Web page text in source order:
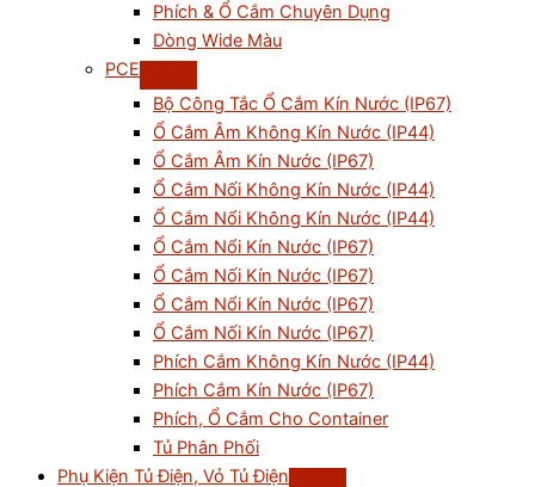
Phích & Ổ Cắm Chuyên Dụng
Dòng Wide Màu
PCE
Bộ Công Tắc Ổ Cắm Kín Nước (IP67)
Ổ Cắm Âm Không Kín Nước (IP44)
Ổ Cắm Âm Kín Nước (IP67)
Ổ Cắm Nối Không Kín Nước (IP44)
Ổ Cắm Nổi Không Kín Nước (IP44)
Ổ Cắm Nổi Kín Nước (IP67)
Ổ Cắm Nối Kín Nước (IP67)
Ổ Cắm Nổi Kín Nước (IP67)
Ổ Cắm Nối Kín Nước (IP67)
Phích Cắm Không Kín Nước (IP44)
Phích Cắm Kín Nước (IP67)
Phích, Ổ Cắm Cho Container
Tủ Phân Phối
Phụ Kiện Tủ Điện, Vỏ Tủ Điện